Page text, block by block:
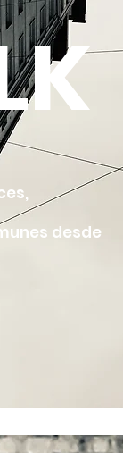
desde